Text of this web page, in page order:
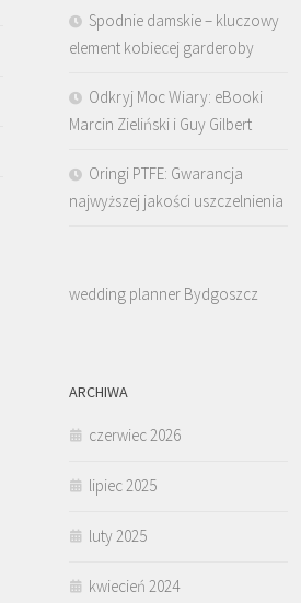
Spodnie damskie – kluczowy
element kobiecej garderoby
Odkryj Moc Wiary: eBooki
Marcin Zieliński i Guy Gilbert
Oringi PTFE: Gwarancja
najwyższej jakości uszczelnienia
wedding planner Bydgoszcz
ARCHIWA
czerwiec 2026
lipiec 2025
luty 2025
kwiecień 2024